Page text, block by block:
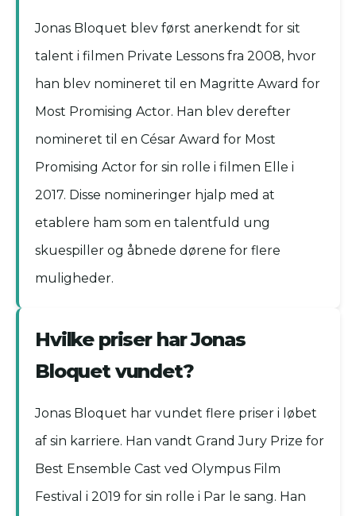
Jonas Bloquet blev først anerkendt for sit
talent i filmen Private Lessons fra 2008, hvor
han blev nomineret til en Magritte Award for
Most Promising Actor. Han blev derefter
nomineret til en César Award for Most
Promising Actor for sin rolle i filmen Elle i
2017. Disse nomineringer hjalp med at
etablere ham som en talentfuld ung
skuespiller og åbnede dørene for flere
muligheder.
Hvilke priser har Jonas
Bloquet vundet?
Jonas Bloquet har vundet flere priser i løbet
af sin karriere. Han vandt Grand Jury Prize for
Best Ensemble Cast ved Olympus Film
Festival i 2019 for sin rolle i Par le sang. Han